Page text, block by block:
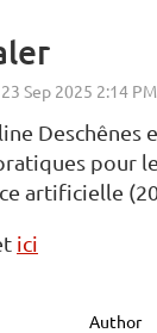
Deschênes
pour
artificielle
ici
Author